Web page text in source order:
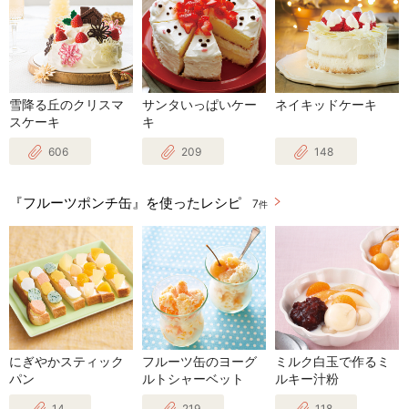
雪降る丘のクリスマ
スケーキ
606
サンタいっぱいケー
キ
209
ネイキッドケーキ
148
『フルーツポンチ缶』を使ったレシピ 7件
にぎやかスティック
パン
フルーツ缶のヨーグ
ルトシャーベット
ミルク白玉で作るミ
ルキー汁粉